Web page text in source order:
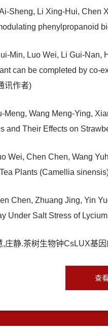
Sheng, Li Xing-Hui,
phenylpropanoid
Min, Luo Wei, Li Gui-
can be completed by
讯作者)
Meng, Wang Meng-Ying,
and Their Effects on
Wei, Chen Chen, Wang
Plants (Camellia
Chen, Zhuang Jing, Yin
Under Salt Stress of
庄静.茶树生物钟CsLUX基
查